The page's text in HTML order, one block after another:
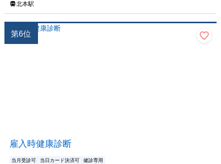
北本駅
第6位
雇入時健康診断
当月受診可 当日カード決済可 健診専用